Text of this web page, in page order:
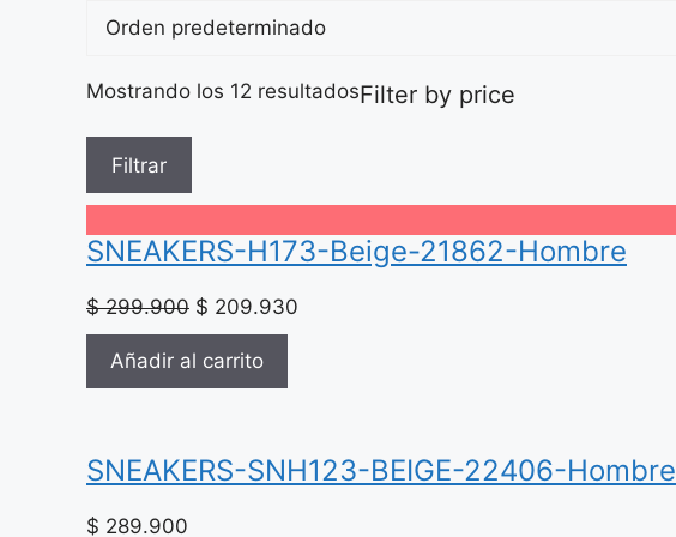
Mostrando los 12 resultadosFilter by price
Filtrar
SNEAKERS-H173-Beige-21862-Hombre
$299.900 El
precio
original
era:
$ 209.930
Añadir al carrito
SNEAKERS-SNH123-BEIGE-22406-Hombre
$ 289.900